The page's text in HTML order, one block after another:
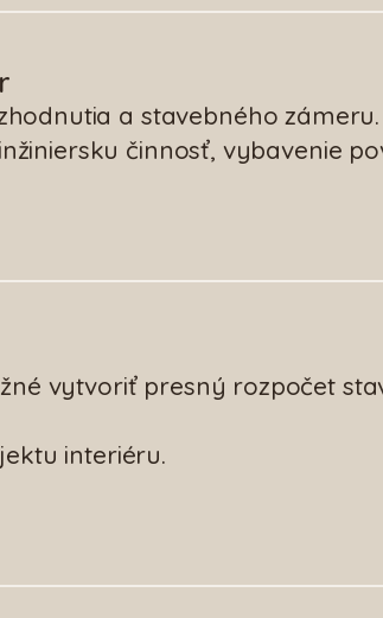
a stavebného zámeru.
činnosť, vybavenie
vytvoriť presný rozpočet
interiéru.